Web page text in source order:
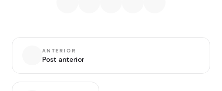
ANTERIOR
Post anterior